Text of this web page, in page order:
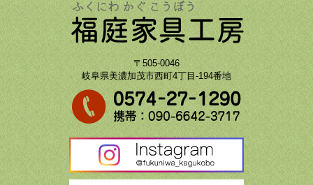
〒505-0046
岐阜県美濃加茂市西町4丁目-194番地